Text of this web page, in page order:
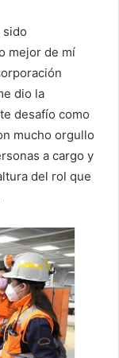
sido
mejor de mí
dio la
desafío como
mucho orgullo
a cargo y
del rol que